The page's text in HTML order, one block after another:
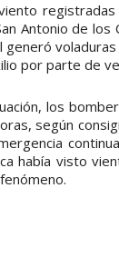
Antonio de
generó
por parte de
los
según
había visto